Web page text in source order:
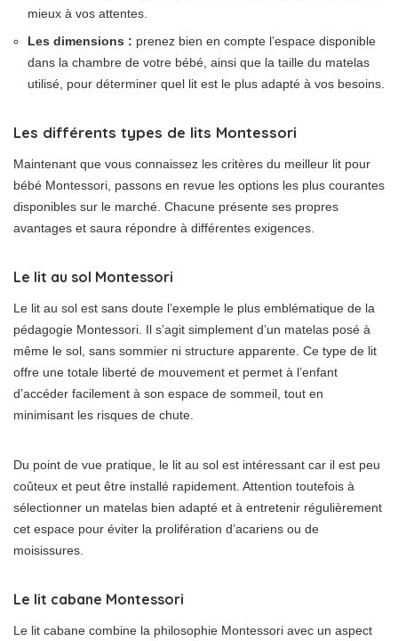
mieux à vos attentes.
Les dimensions : prenez bien en compte l’espace disponible
dans la chambre de votre bébé, ainsi que la taille du matelas
utilisé, pour déterminer quel lit est le plus adapté à vos besoins.
Les différents types de lits Montessori
Maintenant que vous connaissez les critères du meilleur lit pour
bébé Montessori, passons en revue les options les plus courantes
disponibles sur le marché. Chacune présente ses propres
avantages et saura répondre à différentes exigences.
Le lit au sol Montessori
Le lit au sol est sans doute l’exemple le plus emblématique de la
pédagogie Montessori. Il s’agit simplement d’un matelas posé à
même le sol, sans sommier ni structure apparente. Ce type de lit
offre une totale liberté de mouvement et permet à l’enfant
d’accéder facilement à son espace de sommeil, tout en
minimisant les risques de chute.
Du point de vue pratique, le lit au sol est intéressant car il est peu
coûteux et peut être installé rapidement. Attention toutefois à
sélectionner un matelas bien adapté et à entretenir régulièrement
cet espace pour éviter la prolifération d’acariens ou de
moisissures.
Le lit cabane Montessori
Le lit cabane combine la philosophie Montessori avec un aspect